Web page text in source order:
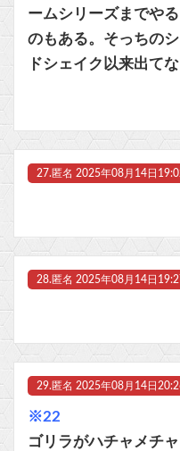
ームシリーズまでや
のもある。そっちの
ドシェイク以来出てな
27. 匿名 2025年08月14日
28. 匿名 2025年08月14日
29. 匿名 2025年08月14日
※22
ゴリラがハチャメチ